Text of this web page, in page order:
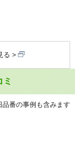
る
番の事例も含みます